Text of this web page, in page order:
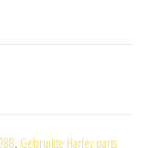
, Gebruikte Harley parts